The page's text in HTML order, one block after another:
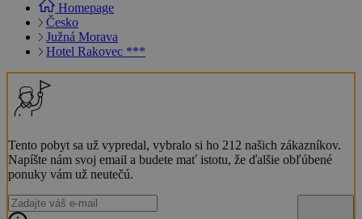
Homepage
Česko
Južná Morava
Hotel Rakovec ***
Tento pobyt sa už vypredal, vybralo si ho 212 našich zákazníkov.
Napíšte nám svoj email a budete mať istotu, že ďalšie obľúbené
ponuky vám už neutečú.